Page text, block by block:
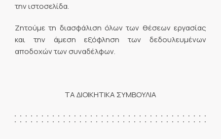
την ιστοσελίδα.
Ζητούμε τη διασφάλιση όλων των θέσεων εργασίας
και την άμεση εξόφληση των δεδουλευμένων
αποδοχών των συναδέλφων.
ΤΑ ΔΙΟΙΚΗΤΙΚΑ ΣΥΜΒΟΥΛΙΑ